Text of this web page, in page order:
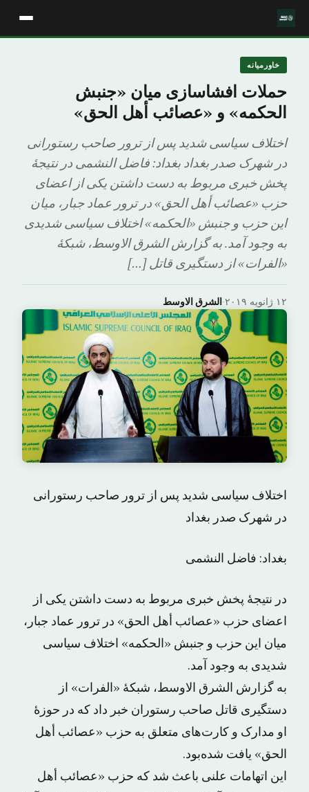
خاورمیانه
حملات افشاسازی میان «جنبش
الحکمه» و «عصائب أهل الحق»
اختلاف سیاسی شدید پس از ترور صاحب رستورانی
در شهرک صدر بغداد بغداد: فاضل النشمی در نتیجۀ
پخش خبری مربوط به دست داشتن یکی از اعضای
حزب «عصائب أهل الحق» در ترور عماد جبار، میان
این حزب و جنبش «الحکمه» اختلاف سیاسی شدیدی
به وجود آمد. به گزارش الشرق الاوسط، شبکۀ
«الفرات» از دستگیری قاتل […]
الشرق الاوسط· ۱۲ ژانویه ۲۰۱۹
اختلاف سیاسی شدید پس از ترور صاحب رستورانی
در شهرک صدر بغداد
بغداد: فاضل النشمی
در نتیجۀ پخش خبری مربوط به دست داشتن یکی از
اعضای حزب «عصائب أهل الحق» در ترور عماد جبار،
میان این حزب و جنبش «الحکمه» اختلاف سیاسی
شدیدی به وجود آمد.
به گزارش الشرق الاوسط، شبکۀ «الفرات» از
دستگیری قاتل صاحب رستوران خبر داد که در حوزۀ
او مدارک و کارت‌های متعلق به حزب «عصائب أهل
الحق» یافت شده‌بود.
این اتهامات علنی باعث شد که حزب «عصائب أهل